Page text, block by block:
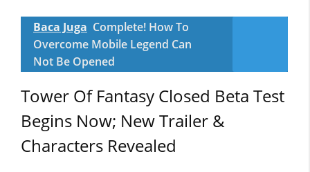
Baca Juga Complete! How To
Overcome Mobile Legend Can
Not Be Opened
Tower Of Fantasy Closed Beta Test
Begins Now; New Trailer &
Characters Revealed